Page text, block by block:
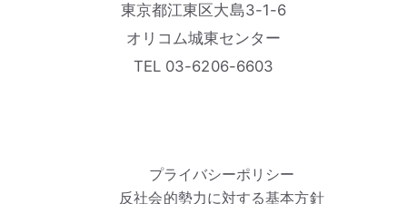
東京都江東区大島3-1-6
オリコム城東センター
TEL 03-6206-6603
プライバシーポリシー
反社会的勢力に対する基本方針